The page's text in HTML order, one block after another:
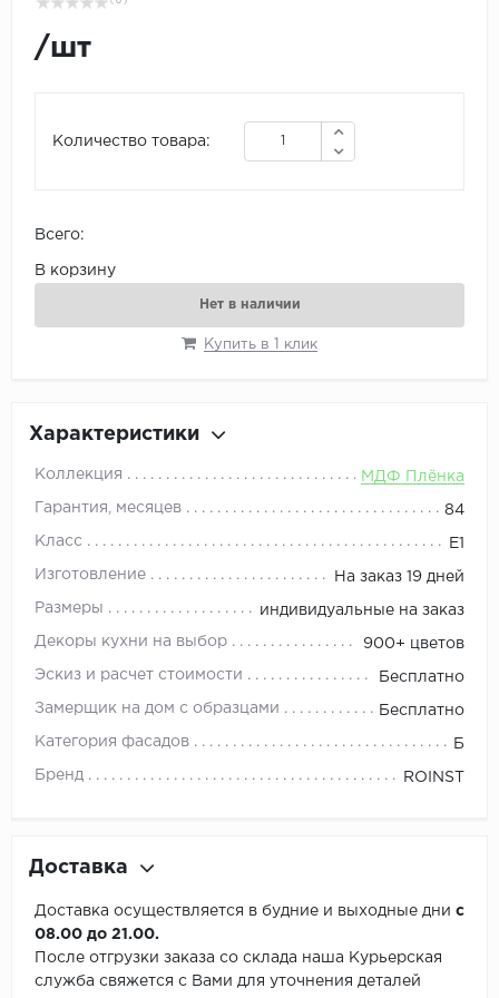
( 0 )
/шт
Количество товара:
Всего:
В корзину
Нет в наличии
Купить в 1 клик
Характеристики
Коллекция МДФ Плёнка
Гарантия, месяцев 84
Класс E1
Изготовление На заказ 19 дней
Размеры индивидуальные на заказ
Декоры кухни на выбор 900+ цветов
Эскиз и расчет стоимости Бесплатно
Замерщик на дом с образцами Бесплатно
Категория фасадов Б
Бренд ROINST
Доставка
Доставка осуществляется в будние и выходные дни с
08.00 до 21.00.
После отгрузки заказа со склада наша Курьерская
служба свяжется с Вами для уточнения деталей